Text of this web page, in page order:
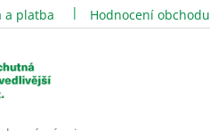
a platba Hodnocení obchodu